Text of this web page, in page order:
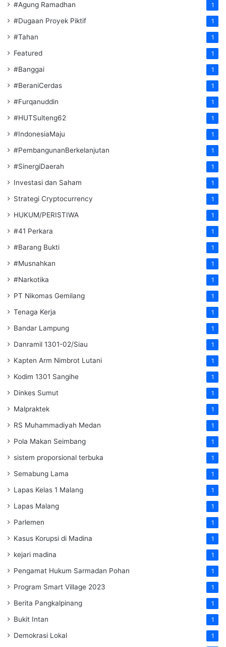
#Agung Ramadhan 1
#Dugaan Proyek Piktif 1
#Tahan 1
Featured 1
#Banggai 1
#BeraniCerdas 1
#Furqanuddin 1
#HUTSulteng62 1
#IndonesiaMaju 1
#PembangunanBerkelanjutan 1
#SinergiDaerah 1
Investasi dan Saham 1
Strategi Cryptocurrency 1
HUKUM/PERISTIWA 1
#41 Perkara 1
#Barang Bukti 1
#Musnahkan 1
#Narkotika 1
PT Nikomas Gemilang 1
Tenaga Kerja 1
Bandar Lampung 1
Danramil 1301-02/Siau 1
Kapten Arm Nimbrot Lutani 1
Kodim 1301 Sangihe 1
Dinkes Sumut 1
Malpraktek 1
RS Muhammadiyah Medan 1
Pola Makan Seimbang 1
sistem proporsional terbuka 1
Semabung Lama 1
Lapas Kelas 1 Malang 1
Lapas Malang 1
Parlemen 1
Kasus Korupsi di Madina 1
kejari madina 1
Pengamat Hukum Sarmadan Pohan 1
Program Smart Village 2023 1
Berita Pangkalpinang 1
Bukit Intan 1
Demokrasi Lokal 1